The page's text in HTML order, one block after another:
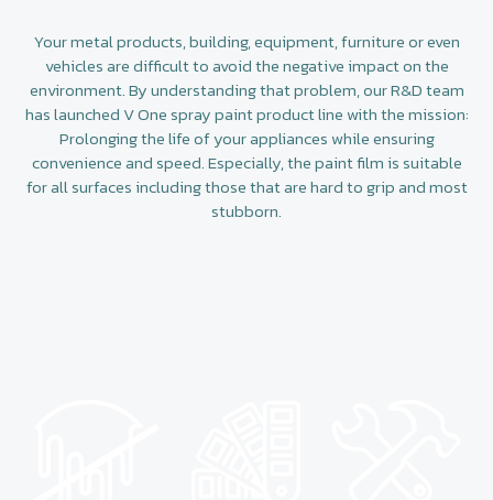
Your metal products, building, equipment, furniture or even
vehicles are difficult to avoid the negative impact on the
environment. By understanding that problem, our R&D team
has launched V One spray paint product line with the mission:
Prolonging the life of your appliances while ensuring
convenience and speed. Especially, the paint film is suitable
for all surfaces including those that are hard to grip and most
stubborn.